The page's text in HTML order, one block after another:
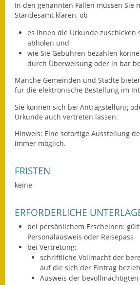
In den genannten Fällen müssen Sie
Standesamt klären, ob
es Ihnen die Urkunde zuschicken
abholen und
wie Sie Gebühren bezahlen
durch Überweisung oder in bar
Manche Gemeinden und Städte
für die elektronische Bestellung im
Sie können sich bei Antragstellung
Urkunde auch vertreten lassen.
Hinweis: Eine sofortige Ausstellung
immer möglich.
FRISTEN
keine
ERFORDERLICHE
bei persönlichem Erscheinen:
Personalausweis oder Reisepass
bei Vertretung:
schriftliche Vollmacht der
auf die sich der Eintrag
Ausweis der bevollmächtigten